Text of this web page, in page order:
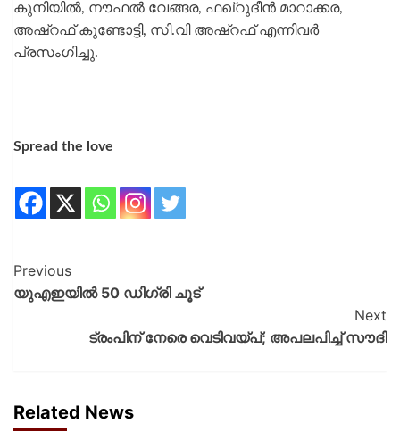
കുനിയിൽ, നൗഫൽ വേങ്ങര, ഫഖ്‌റുദീൻ മാറാക്കര,
അഷ്‌റഫ് കുണ്ടോട്ടി, സി.വി അഷ്‌റഫ് എന്നിവർ
പ്രസംഗിച്ചു.
Spread the love
Previous
യുഎഇയിൽ 50 ഡിഗ്രി ചൂട്
Next
ട്രംപിന് നേരെ വെടിവയ്പ്; അപലപിച്ച് സൗദി
Related News